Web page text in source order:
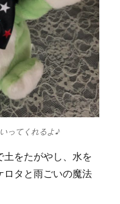
ってくれるよ♪
をたがやし、水を
ロタと雨ごいの魔法